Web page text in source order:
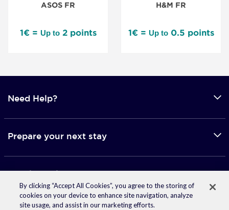
ASOS FR
1€ = Up to2 points
H&M FR
1€ = Up to0.5 points
Need Help?
Prepare your next stay
Mobile applications
By clicking “Accept All Cookies”, you agree to the storing of
cookies on your device to enhance site navigation, analyze
site usage, and assist in our marketing efforts.